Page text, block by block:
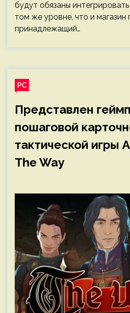
будут обязаны
том же уровне, что и магазин
принадлежащий…
PC
Представлен
пошаговой
тактической игры
The Way